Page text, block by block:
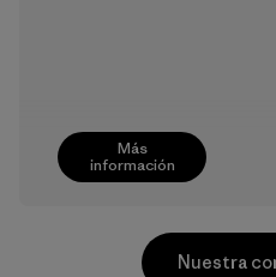
Más
información
Nuestra